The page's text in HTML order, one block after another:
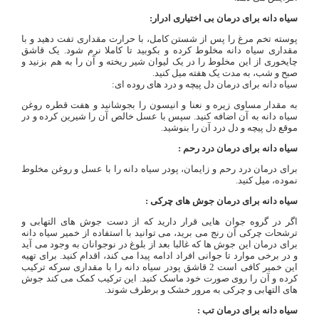
سیاه دانه برای درمان بی اختیاری ادرار:
پوسته تخم مرغ را پس از شستن کامل، با حرارت مقداری تفت دهید و با
مقداری سیاه دانه مخلوط کرده و بکوبید تا کاملا نرم شود. یک قاشق
چایخوری از این مخلوط را در یک لیوان شیر ریخته و آن را به هم بزنید و
صبح و شب، به مدت یک هفته میل کنید.
سیاه دانه برای درمان دل پیچه و درد های روده ای:
به مقدار مساوی زیره و نعنا و انیسون را بجوشانید و هفت قطره روغن
سیاه دانه به آن اضافه کنید. سپس با عسل خالص آن را شیرین کرده و در
موقع دل پیچه و دل درد آن را بنوشید.
سیاه دانه برای درمان درد رحم :
برای درمان درد رحم و زایمان، پودر سیاه دانه را با عسل و روغن مخلوط
نموده، میل کنید.
سیاه دانه برای درمان جوش های چرکی :
اگر در گروه جوان هایی قرار دارید که از دست جوش های التهابی و
ترشحات چرکی آن رنج می برید، می توانید با استفاده از خمیر سیاه دانه
برای درمان این جوش ها که غالبا بعد از بلوغ در نوجوانان به وجود می آید
و در برخی موارد تا جوانی افراد ادامه پیدا می کند، اقدام کنید. برای تهیه
این خمیر کافی است 2 قاشق پودر سیاه دانه را با مقداری سرکه ترکیب
کرده و آن را روی صورت خود ماسک کنید. این ترکیب کمک می کند جوش
های التهابی و چرکی به مرور خشک و برطرف شوند.
سیاه دانه برای درمان تب :